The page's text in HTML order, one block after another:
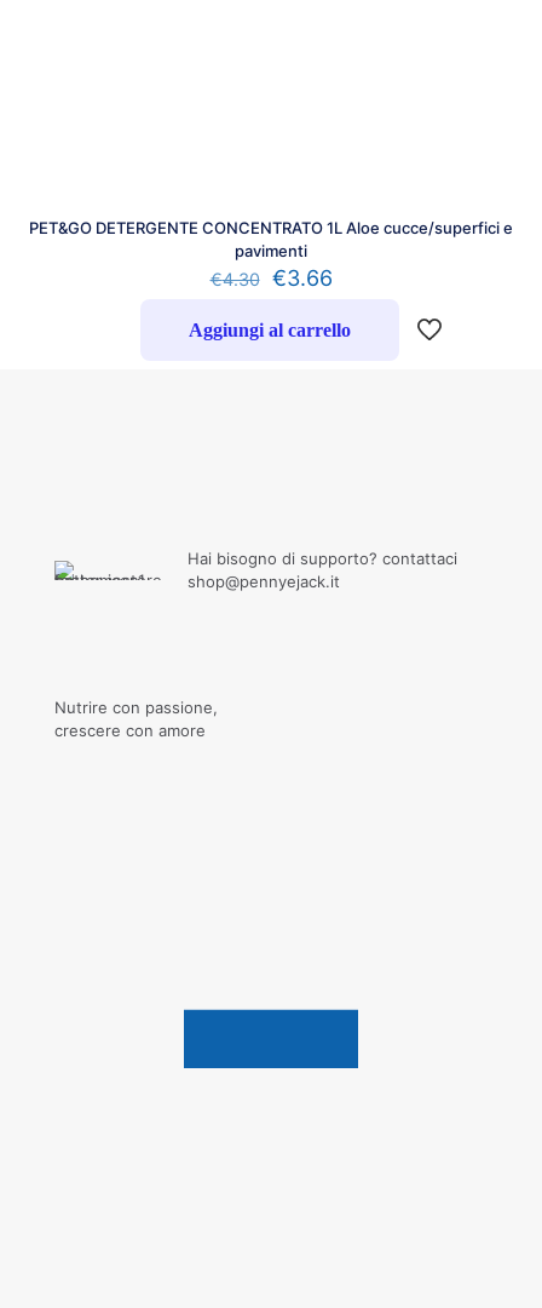
PET&GO DETERGENTE CONCENTRATO 1L Aloe cucce/superfici e
pavimenti
€4.30 €3.66
Aggiungi al carrello
Hai bisogno di supporto? contattaci
shop@pennyejack.it
Nutrire con passione,
crescere con amore